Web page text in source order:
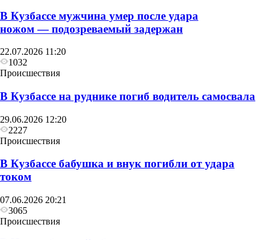
В Кузбассе мужчина умер после удара
ножом — подозреваемый задержан
22.07.2026 11:20
1032
Происшествия
В Кузбассе на руднике погиб водитель самосвала
29.06.2026 12:20
2227
Происшествия
В Кузбассе бабушка и внук погибли от удара
током
07.06.2026 20:21
3065
Происшествия